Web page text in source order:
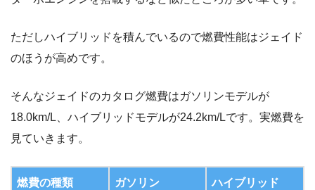
ただしハイブリッドを積んでいるので燃費性能はジェイド
のほうが高めです。
そんなジェイドのカタログ燃費はガソリンモデルが
18.0km/L、ハイブリッドモデルが24.2km/Lです。実燃費を
見ていきます。
燃費の種類 ガソリン ハイブリッド